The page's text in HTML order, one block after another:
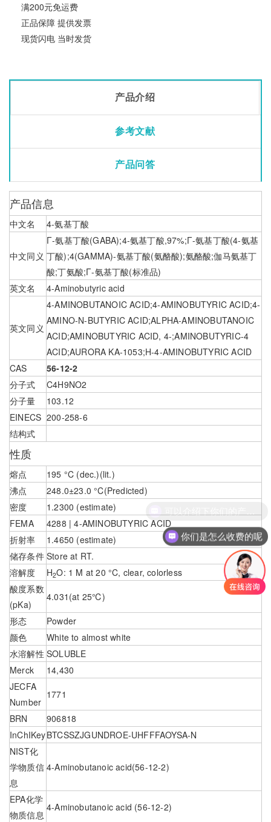
满200元免运费
正品保障 提供发票
现货闪电 当时发货
产品介绍
参考文献
产品问答
产品信息
中文名 4-氨基丁酸
中文同义
Γ-氨基丁酸(GABA);4-氨基丁酸,97%;Γ-氨基丁酸(4-氨基
丁酸);4(GAMMA)-氨基丁酸(氨酪酸);氨酪酸;伽马氨基丁
酸;丁氨酸;Γ-氨基丁酸(标准品)
英文名
4-Aminobutyric acid
英文同义
4-AMINOBUTANOIC ACID;4-AMINOBUTYRIC ACID;4-
AMINO-N-BUTYRIC ACID;ALPHA-AMINOBUTANOIC
ACID;AMINOBUTYRIC ACID, 4-;AMINOBUTYRIC-4
ACID;AURORA KA-1053;H-4-AMINOBUTYRIC ACID
CAS
56-12-2
分子式
C4H9NO2
分子量
103.12
EINECS 200-258-6
结构式
性质
熔点
195 °C (dec.)(lit.)
沸点
248.0±23.0 °C(Predicted)
密度
1.2300 (estimate)
FEMA
4288 | 4-AMINOBUTYRIC ACID
折射率
1.4650 (estimate)
储存条件 Store at RT.
溶解度
H2O: 1 M at 20 °C, clear, colorless
酸度系数
(pKa)
4.031(at 25℃)
形态
Powder
颜色
White to almost white
水溶解性 SOLUBLE
Merck
14,430
JECFA
Number
1771
BRN
906818
InChIKeyBTCSSZJGUNDROE-UHFFFAOYSA-N
NIST化
学物质信
息
4-Aminobutanoic acid(56-12-2)
EPA化学
物质信息
4-Aminobutanoic acid (56-12-2)
你们是怎么收费的呢